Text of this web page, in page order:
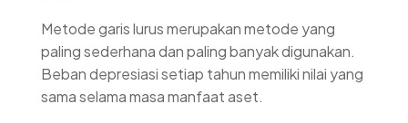
Metode garis lurus merupakan metode yang
paling sederhana dan paling banyak digunakan.
Beban depresiasi setiap tahun memiliki nilai yang
sama selama masa manfaat aset.